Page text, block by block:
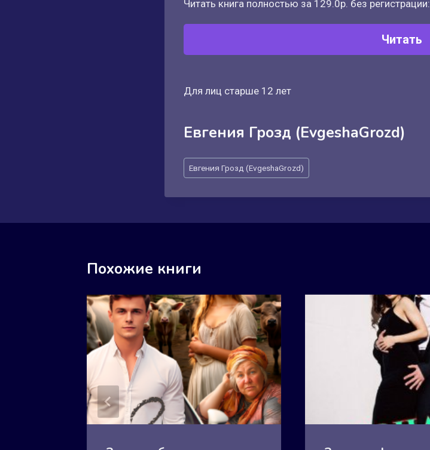
Читать книга полностью за 129.0р. без регистрации:
Читать
Для лиц старше 12 лет
Евгения Грозд (EvgeshaGrozd)
Метки
записи:
Евгения Грозд (EvgeshaGrozd)
Похожие книги